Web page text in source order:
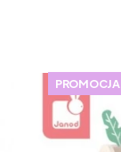
PROMOCJA